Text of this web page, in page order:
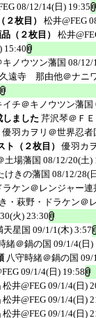
08/12/14(日) 19:35
枚目）
松井@FEG
（２枚目）
松井
15:40
キノウツン藩国 08/12/
久遠寺 那由他＠ナニ
イチ＠キノウツン藩国
しました 芹沢琴＠Ｆ
優羽カヲリ＠世界忍者
（２枚目）
優羽カ
土場藩国 08/12/20(土)
けきの藩国 08/12/28(
ケン＠レンジャー連
・萩野・ドラケン＠
火) 23:30
天星国 09/1/1(木) 3:57
緒＠鍋の国 09/1/4(日)
八守時緒＠鍋の国 09/
09/1/4(日) 19:58
松井@FEG 09/1/4(日)
松井@FEG 09/1/4(日)
松井@FEG 09/1/4(日)